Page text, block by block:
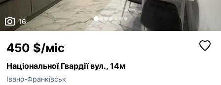
16
450 $/міс
Національної Гвардії вул., 14м
Івано-Франківськ